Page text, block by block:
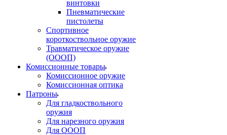
винтовки
Пневматические
пистолеты
Спортивное
короткоствольное оружие
Травматическое оружие
(ОООП)
Комиссионные товары
Комиссионное оружие
Комиссионная оптика
Патроны
Для гладкоствольного
оружия
Для нарезного оружия
Для ОООП